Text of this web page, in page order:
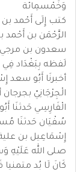
وَخَمْسمِائة
كتب إِلَى أَحْمد بن
الرَّحْمَن بن أَحْمد
سعدون بن مرجي
لَفظه بِبَغْدَاد فِي
أخبرنَا أَبُو سعد
الْجِرْجَانِيّ
الْفَارِسِي حَدثنَا
سُفْيَان حَدثنَا
إِسْمَاعِيل بن
صلى الله عَلَيْهِ
كَانَ لَا بُد